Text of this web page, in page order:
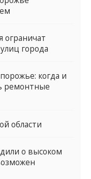
ограничат
города
когда и
ремонтные
области
о высоком